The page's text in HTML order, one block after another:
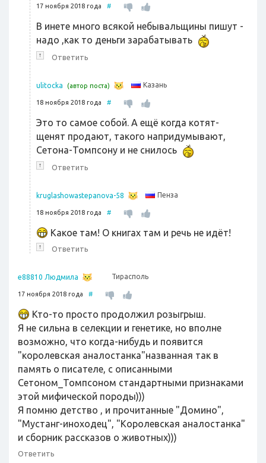
17 ноября 2018 года #
В инете много всякой небывальщины пишут -
надо ,как то деньги зарабатывать
↑ Ответить
ulitocka (автор поста) Казань
18 ноября 2018 года #
Это то самое собой. А ещё когда котят-
щенят продают, такого напридумывают,
Сетона-Томпсону и не снилось
↑ Ответить
kruglashowastepanova-58 Пенза
18 ноября 2018 года #
Какое там! О книгах там и речь не идёт!
↑ Ответить
e88810 Людмила Тирасполь
17 ноября 2018 года #
Кто-то просто продолжил розыгрыш.
Я не сильна в селекции и генетике, но вполне
возможно, что когда-нибудь и появится
"королевская аналостанка"названная так в
память о писателе, с описанными
Сетоном_Томпсоном стандартными признаками
этой мифической породы)))
Я помню детство , и прочитанные "Домино",
"Мустанг-иноходец", "Королевская аналостанка"
и сборник рассказов о животных)))
Ответить